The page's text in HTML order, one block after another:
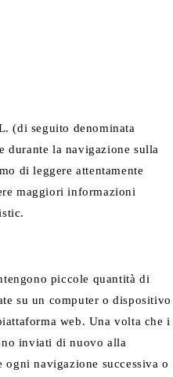
(di seguito denominata
durante la navigazione sulla
di leggere attentamente
maggiori informazioni
piccole quantità di
su un computer o dispositivo
web. Una volta che i
inviati di nuovo alla
navigazione successiva o